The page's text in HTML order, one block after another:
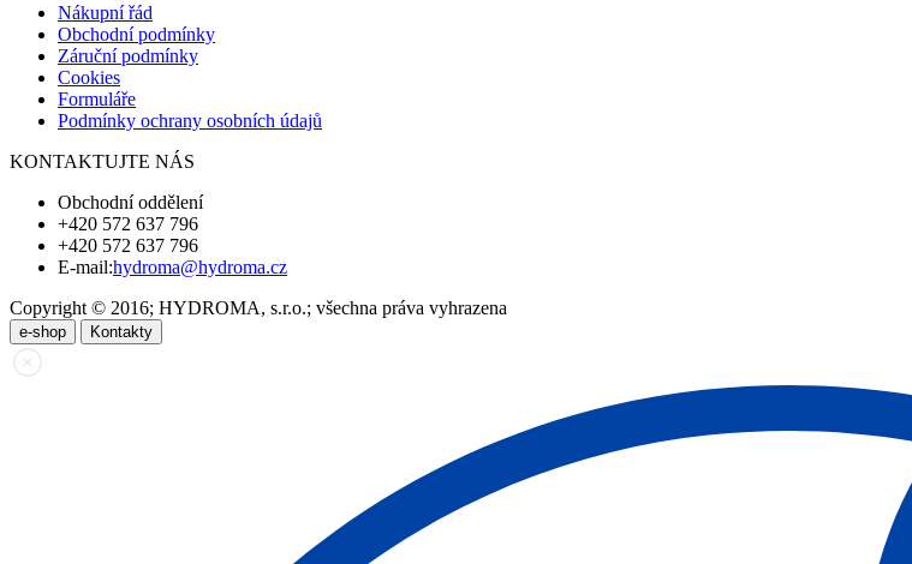
Nákupní řád
Obchodní podmínky
Záruční podmínky
Cookies
Formuláře
Podmínky ochrany osobních údajů
KONTAKTUJTE NÁS
Obchodní oddělení
+420 572 637 796
+420 572 637 796
E-mail:hydroma@hydroma.cz
Copyright © 2016; HYDROMA, s.r.o.; všechna práva vyhrazena
e-shop Kontakty